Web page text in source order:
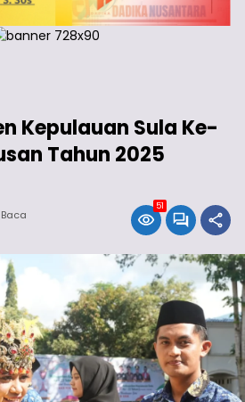
Kepulauan Sula Ke-
Tahun 2025
51